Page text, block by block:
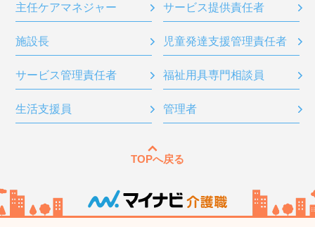
主任ケアマネジャー サービス提供責任者
施設長 児童発達支援管理責任者
サービス管理責任者 福祉用具専門相談員
生活支援員 管理者
TOPへ戻る